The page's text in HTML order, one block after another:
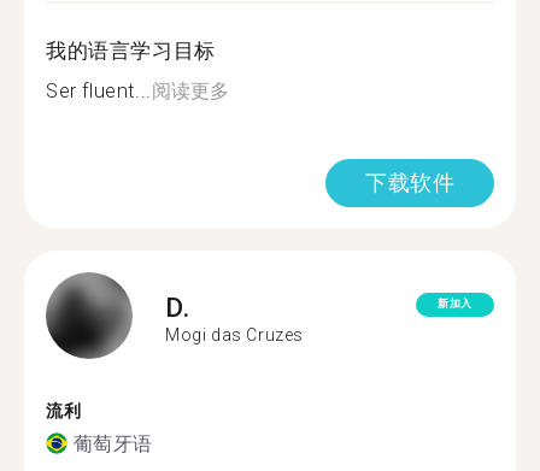
我的语言学习目标
Ser fluent...阅读更多
下载软件
D.
Mogi das Cruzes
新加入
流利
葡萄牙语